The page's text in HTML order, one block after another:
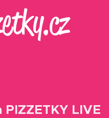
LIVE